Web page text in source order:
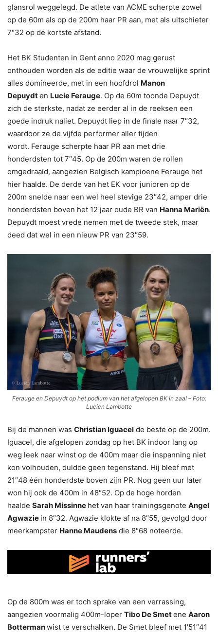
glansrol weggelegd. De atlete van ACME scherpte zowel
op de 60m als op de 200m haar PR aan, met als uitschieter
7″32 op de kortste afstand.
Het BK Studenten in Gent anno 2020 mag gerust
onthouden worden als de editie waar de vrouwelijke sprint
alles domineerde, met in een hoofdrol Manon
Depuydten Lucie Ferauge. Op de 60m toonde Depuydt
zich de sterkste, nadat ze eerder al in de reeksen een
goede indruk naliet. Depuydt liep in de finale naar 7″32,
waardoor ze de vijfde performer aller tijden
wordt. Ferauge scherpte haar PR aan met drie
honderdsten tot 7″45. Op de 200m waren de rollen
omgedraaid, aangezien Belgisch kampioene Ferauge het
hier haalde. De derde van het EK voor junioren op de
200m snelde naar een wel heel stevige 23″42, amper drie
honderdsten boven het 12 jaar oude BR van Hanna Mariën.
Depuydt moest vrede nemen met de tweede stek, maar
deed dat wel in een nieuw PR van 23″59.
Ferauge en Depuydt op het podium van het afgelopen BK in zaal – Foto:
Lucien Lambotte
Bij de mannen was Christian Iguacel de beste op de 200m.
Iguacel, die afgelopen zondag op het BK indoor lang op
weg leek naar winst op de 400m maar die inspanning niet
kon volhouden, duldde geen tegenstand. Hij bleef met
21″48 één honderdste boven zijn PR. Nog geen uur later
won hij ook de 400m in 48″52. Op de hoge horden
haalde Sarah Missinne het van haar trainingsgenote Angel
Agwazie in 8″32. Agwazie klokte af na 8″55, gevolgd door
meerkampster Hanne Maudens die 8″68 noteerde.
Op de 800m was er toch sprake van een verrassing,
aangezien voormalig 400m-loper Tibo De Smetene Aaron
Bottermanwist te verschalken. De Smet bleef met 1’51″41